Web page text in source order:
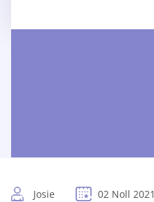
Josie 02 Noll 2021